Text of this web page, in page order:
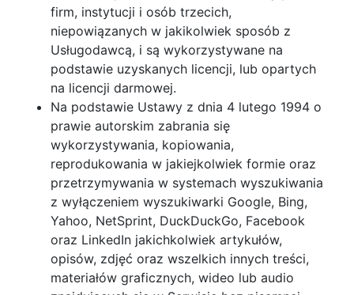
firm, instytucji i osób trzecich,
niepowiązanych w jakikolwiek sposób z
Usługodawcą, i są wykorzystywane na
podstawie uzyskanych licencji, lub opartych
na licencji darmowej.
Na podstawie Ustawy z dnia 4 lutego 1994 o
prawie autorskim zabrania się
wykorzystywania, kopiowania,
reprodukowania w jakiejkolwiek formie oraz
przetrzymywania w systemach wyszukiwania
z wyłączeniem wyszukiwarki Google, Bing,
Yahoo, NetSprint, DuckDuckGo, Facebook
oraz LinkedIn jakichkolwiek artykułów,
opisów, zdjęć oraz wszelkich innych treści,
materiałów graficznych, wideo lub audio